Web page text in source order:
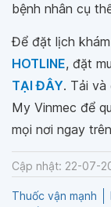
bệnh nhân cụ
Để đặt lịch
HOTLINE, đặt
TẠI ĐÂY. Tải
My Vinmec để
mọi nơi ngay
Cập nhật: 22-07-
Thuốc vận mạnh